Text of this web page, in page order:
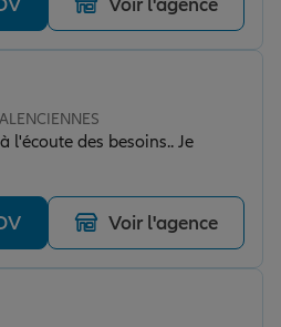
l'écoute des besoins.. Je
Voir l'agence